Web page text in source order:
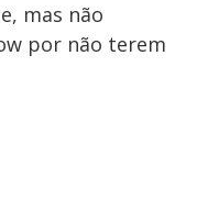
mas não
por não terem